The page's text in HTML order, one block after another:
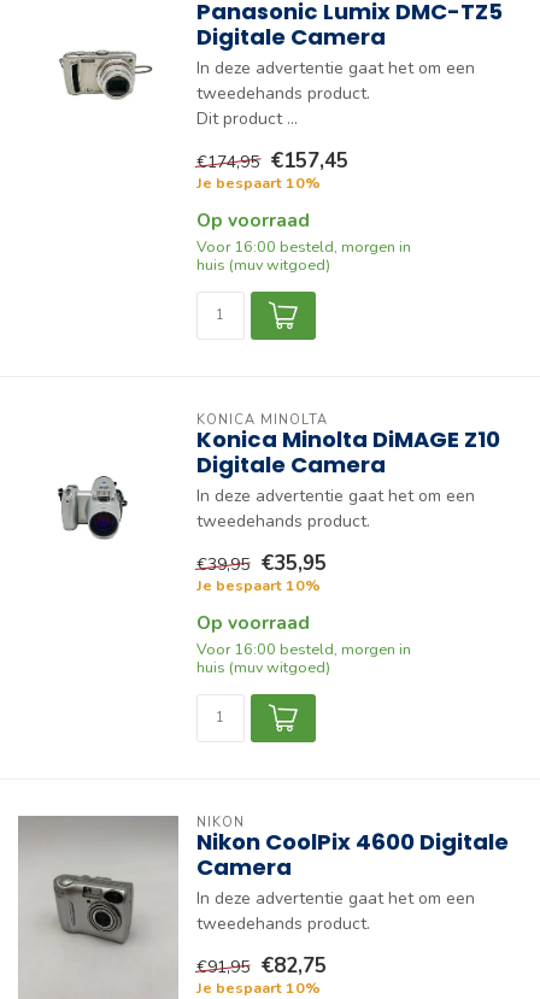
Panasonic Lumix DMC-TZ5
Digitale Camera
In deze advertentie gaat het om een
tweedehands product.
Dit product ...
€174,95 €157,45
Je bespaart 10%
Op voorraad
Voor 16:00 besteld, morgen in
huis (muv witgoed)
KONICA MINOLTA
Konica Minolta DiMAGE Z10
Digitale Camera
In deze advertentie gaat het om een
tweedehands product.
€39,95 €35,95
Je bespaart 10%
Op voorraad
Voor 16:00 besteld, morgen in
huis (muv witgoed)
NIKON
Nikon CoolPix 4600 Digitale
Camera
In deze advertentie gaat het om een
tweedehands product.
€91,95 €82,75
Je bespaart 10%